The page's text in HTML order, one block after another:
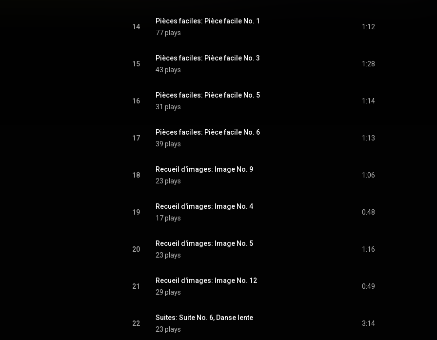
14
Pièces faciles: Pièce facile No. 1
77 plays
1:12
15
Pièces faciles: Pièce facile No. 3
43 plays
1:28
16
Pièces faciles: Pièce facile No. 5
31 plays
1:14
17
Pièces faciles: Pièce facile No. 6
39 plays
1:13
18
Recueil d'images: Image No. 9
23 plays
1:06
19
Recueil d'images: Image No. 4
17 plays
0:48
20
Recueil d'images: Image No. 5
23 plays
1:16
21
Recueil d'images: Image No. 12
29 plays
0:49
22
Suites: Suite No. 6, Danse lente
23 plays
3:14